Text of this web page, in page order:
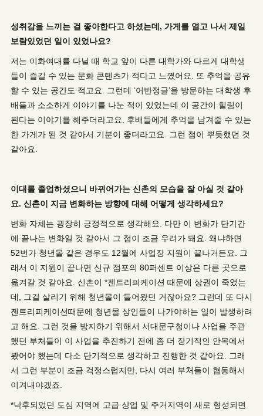
성취감을 느끼는 걸 좋아한다고 하셨는데, 가게를 열고 나서 제일
보람있었던 일이 있었나요?
저는 이화여대를 다닐 때 학교 앞이 다른 대학가와 다르게 대학생
들이 즐길 수 있는 문화 콘텐츠가 적다고 느꼈어요. 또 추억을 공유
할 수 있는 공간도 적고요. 그런데 ‘어반정글’을 방문하는 대학생 후
배들과 소소하게 이야기를 나눈 적이 있었는데 이 공간이 힐링이
된다는 이야기를 해주더라고요. 후배들에게 추억을 남겨줄 수 있는
한 가게가 된 것 같아서 기분이 좋더라고요. 그런 점이 뿌듯했던 것
같아요.
이대를 졸업하셨으니 바뀌어가는 신촌의 모습을 잘 아실 것 같아
요. 신촌이 지금 변화하는 방향에 대해 어떻게 생각하세요?
변화 자체는 굉장히 긍정적으로 생각해요. 다만 이 변화가 단기간
에 끝나는 변화일 것 같아서 그 점이 조금 우려가 돼요. 왜냐하면
52번가 청년몰 같은 경우도 12월에 사업장 지원이 끝나거든요. 그
래서 이 지원이 끝나면 신규 점포의 80퍼센트 이상은 다른 곳으로
옮겨갈 것 같아요. 신촌이 *젠트리피케이션 때문에 상권이 죽었는
데, 그걸 살리기 위해 청년몰이 들어왔던 거잖아요? 그런데 또 다시
젠트리피케이션때문에 청년몰 상인들이 나가야하는 일이 발생하려
고 해요. 그런 것을 방지하기 위해서 서대문구청이나 사업을 주관
했던 부처들이 이 사업을 추진하기 전에 좀 더 장기적인 안목에서
봤어야 했는데 다소 단기적으로 생각하고 진행한 것 같아요. 그래
서 그런 부분이 조금 걱정스럽지만, 다시 여러 부처들이 협동해서
이겨내야겠죠.
*낙후되었던 도심 지역에 고급 상업 및 주거지역이 새로 형성되면